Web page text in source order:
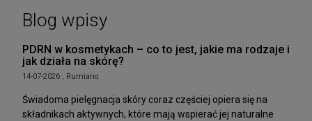
Blog wpisy
PDRN w kosmetykach – co to jest, jakie ma rodzaje i
jak działa na skórę?
14-07-2026 , Rumiano
Świadoma pielęgnacja skóry coraz częściej opiera się na
składnikach aktywnych, które mają wspierać jej naturalne